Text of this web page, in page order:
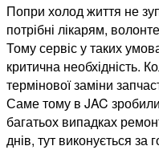
Попри холод життя не
потрібні лікарям,
Тому сервіс у таких
критична необхідність.
термінової заміни
Саме тому в JAC
багатьох випадках
днів, тут виконується за